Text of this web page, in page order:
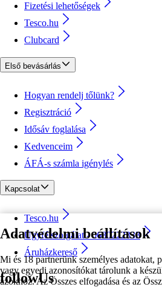
Adatvédelmi beállítások
Mi és 18 partnerünk személyes adatokat,
vagy egyedi azonosítókat tárolunk a
azokhoz. Az Összes elfogadása és az
Fizetési lehetőségek
Tesco.hu
Clubcard
Első bevásárlás
Hogyan rendelj tőlünk?
Regisztráció
Idősáv foglalása
Kedvenceim
ÁFÁ-s számla igénylés
Kapcsolat
Tesco.hu
Ügyfélszolgálat - 0680222333
Áruházkereső
followUs